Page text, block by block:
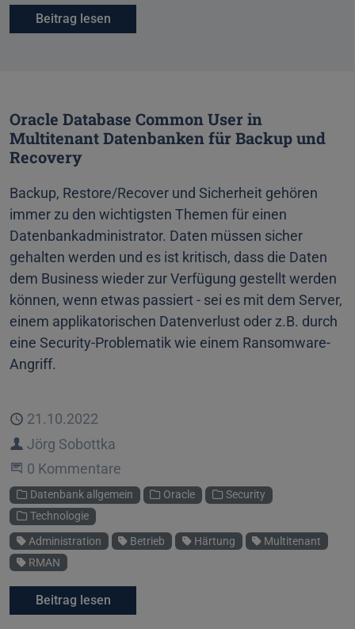
Beitrag lesen
Oracle Database Common User in
Multitenant Datenbanken für Backup und
Recovery
Backup, Restore/Recover und Sicherheit gehören
immer zu den wichtigsten Themen für einen
Datenbankadministrator. Daten müssen sicher
gehalten werden und es ist kritisch, dass die Daten
dem Business wieder zur Verfügung gestellt werden
können, wenn etwas passiert - sei es mit dem Server,
einem applikatorischen Datenverlust oder z.B. durch
eine Security-Problematik wie einem Ransomware-
Angriff.
Veröffentlicht
21.10.2022
Autor
Jörg Sobottka
Beginne eine Unterhaltung
0 Kommentare
Kategorien
Datenbank allgemein Oracle
Security
Technologie
Schlagworte
Administration Betrieb Härtung
Multitenant
RMAN
Beitrag lesen